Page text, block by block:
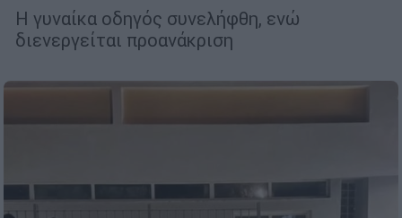
Η γυναίκα οδηγός συνελήφθη, ενώ
διενεργείται προανάκριση